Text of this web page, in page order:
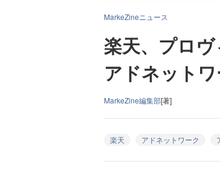
MarkeZineニュース
楽天、プロヴ
アドネット
MarkeZine編集部[著]
楽天 アドネットワーク